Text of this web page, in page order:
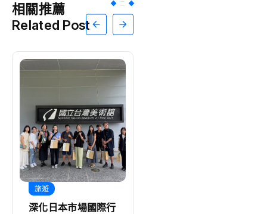
相關推薦
Related Post
旅遊
深化日本市場國際行